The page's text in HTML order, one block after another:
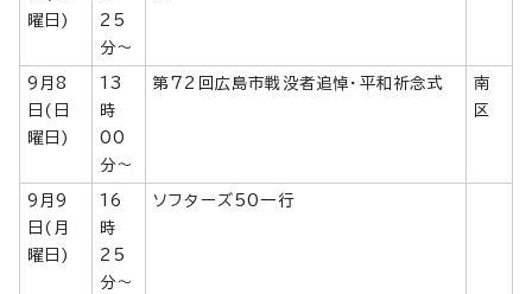
曜日)
25
分～
9月8
日(日
曜日)
13
時
00
分～
第72回広島市戦没者追悼・平和祈念式
南
区
9月9
日(月
曜日)
16
時
25
分～
ソフターズ50一行